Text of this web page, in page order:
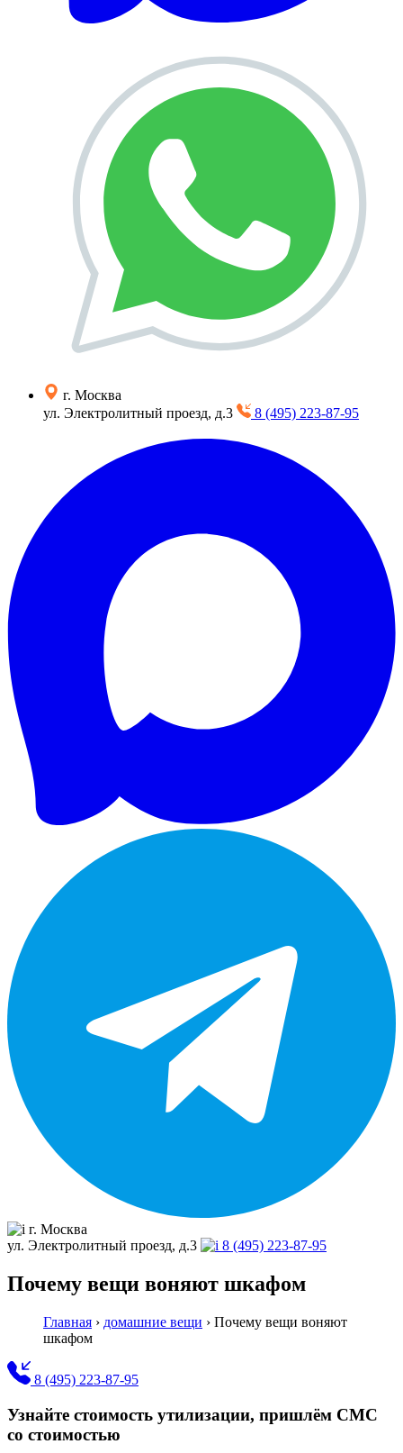
г. Москва
ул. Электролитный проезд, д.3
8 (495) 223-87-95
г. Москва
ул. Электролитный проезд, д.3
8 (495) 223-87-95
Почему вещи воняют шкафом
Главная › домашние вещи › Почему вещи воняют
шкафом
8 (495) 223-87-95
Узнайте стоимость утилизации, пришлём СМС
со стоимостью